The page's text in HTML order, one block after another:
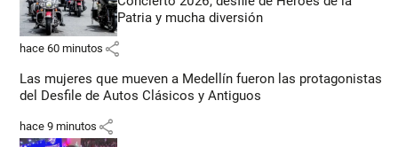
Patria y mucha diversión
hace 60 minutos share
Las mujeres que mueven a Medellín fueron las protagonistas
del Desfile de Autos Clásicos y Antiguos
hace 9 minutos share